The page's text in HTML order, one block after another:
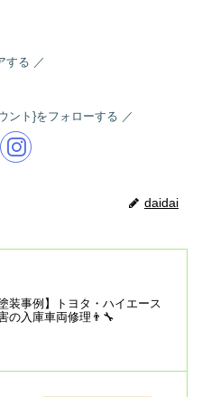
する
ント}をフォローする
daidai
塗装事例】トヨタ・ハイエース
の入庫車両修理👨‍🔧